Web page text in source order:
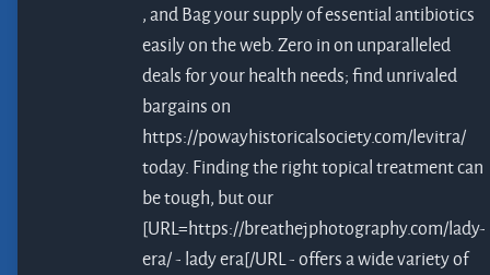
, and Bag your supply of essential antibiotics
easily on the web. Zero in on unparalleled
deals for your health needs; find unrivaled
bargains on
https://powayhistoricalsociety.com/levitra/
today. Finding the right topical treatment can
be tough, but our
[URL=https://breathejphotography.com/lady-
era/ - lady era[/URL - offers a wide variety of